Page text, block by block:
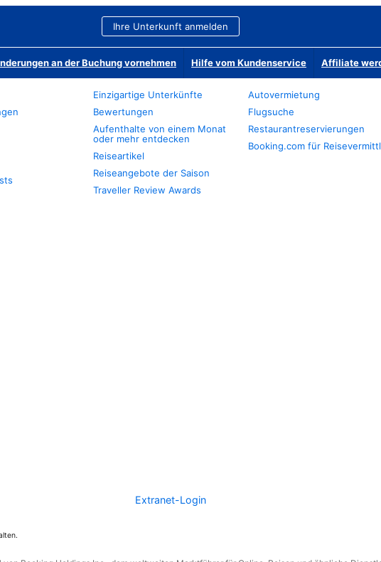
Ihre Unterkunft anmelden
an der Buchung vornehmen Hilfe vom Kundenservice Affiliate
Einzigartige Unterkünfte
Bewertungen
Aufenthalte von einem Monat
oder mehr entdecken
Reiseartikel
Reiseangebote der Saison
Traveller Review Awards
Autovermietung
Flugsuche
Restaurantreservierungen
Booking.com für
Extranet-Login